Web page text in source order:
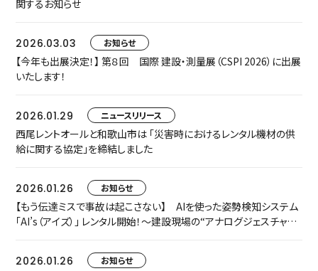
関するお知らせ
2026.03.03 お知らせ
【今年も出展決定！】 第８回 国際 建設・測量展（CSPI 2026）に出展
いたします！
2026.01.29 ニュースリリース
西尾レントオールと和歌山市は 「災害時におけるレンタル機材の供
給に関する協定」を締結しました
2026.01.26 お知らせ
【もう伝達ミスで事故は起こさない】 AIを使った姿勢検知システム
「AI’s（アイズ）」 レンタル開始！～建設現場の“アナログジェスチャ
2026.01.26
お知らせ